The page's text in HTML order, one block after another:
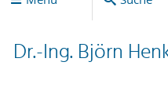
Dr.-Ing. Björn